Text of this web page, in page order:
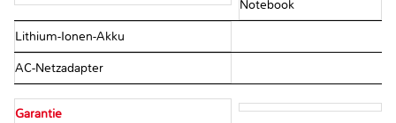
Notebook
Lithium-Ionen-Akku
AC-Netzadapter
Garantie